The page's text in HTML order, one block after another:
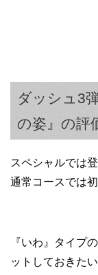
ダッシュ3
の姿』の評
スペシャルでは
通常コースでは
『いわ』タイプ
ットしておきた